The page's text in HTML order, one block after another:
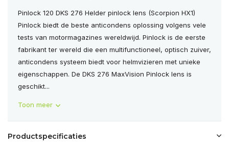
Pinlock 120 DKS 276 Helder pinlock lens (Scorpion HX1)
Pinlock biedt de beste anticondens oplossing volgens vele
tests van motormagazines wereldwijd. Pinlock is de eerste
fabrikant ter wereld die een multifunctioneel, optisch zuiver,
anticondens systeem biedt voor helmvizieren met unieke
eigenschappen. De DKS 276 MaxVision Pinlock lens is
geschikt...
Toon meer
Productspecificaties